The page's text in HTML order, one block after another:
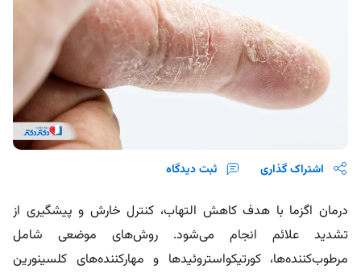
اشتراک گذاری ثبت دیدگاه
درمان اگزما با هدف کاهش التهاب، کنترل خارش و پیشگیری از
تشدید علائم انجام می‌شود. روش‌های موضعی شامل
مرطوب‌کننده‌ها، کورتیکواستروئیدها و مهارکننده‌های کلسینورین